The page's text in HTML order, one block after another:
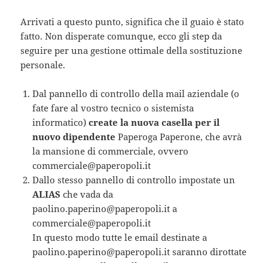
Arrivati a questo punto, significa che il guaio è stato
fatto. Non disperate comunque, ecco gli step da
seguire per una gestione ottimale della sostituzione
personale.
Dal pannello di controllo della mail aziendale (o
fate fare al vostro tecnico o sistemista
informatico)create la nuova casella per il
nuovo dipendente Paperoga Paperone, che avrà
la mansione di commerciale, ovvero
commerciale@paperopoli.it
Dallo stesso pannello di controllo impostate un
ALIAS che vada da
paolino.paperino@paperopoli.it a
commerciale@paperopoli.it
In questo modo tutte le email destinate a
paolino.paperino@paperopoli.it saranno dirottate